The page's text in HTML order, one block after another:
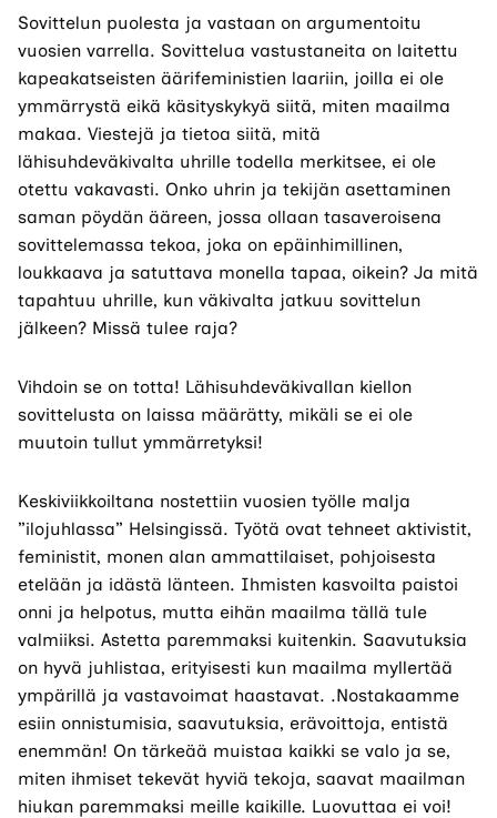
Sovittelun puolesta ja vastaan on argumentoitu
vuosien varrella. Sovittelua vastustaneita on laitettu
kapeakatseisten äärifeministien laariin, joilla ei ole
ymmärrystä eikä käsityskykyä siitä, miten maailma
makaa. Viestejä ja tietoa siitä, mitä
lähisuhdeväkivalta uhrille todella merkitsee, ei ole
otettu vakavasti. Onko uhrin ja tekijän asettaminen
saman pöydän ääreen, jossa ollaan tasaveroisena
sovittelemassa tekoa, joka on epäinhimillinen,
loukkaava ja satuttava monella tapaa, oikein? Ja mitä
tapahtuu uhrille, kun väkivalta jatkuu sovittelun
jälkeen? Missä tulee raja?
Vihdoin se on totta! Lähisuhdeväkivallan kiellon
sovittelusta on laissa määrätty, mikäli se ei ole
muutoin tullut ymmärretyksi!
Keskiviikkoiltana nostettiin vuosien työlle malja
”ilojuhlassa” Helsingissä. Työtä ovat tehneet aktivistit,
feministit, monen alan ammattilaiset, pohjoisesta
etelään ja idästä länteen. Ihmisten kasvoilta paistoi
onni ja helpotus, mutta eihän maailma tällä tule
valmiiksi. Astetta paremmaksi kuitenkin. Saavutuksia
on hyvä juhlistaa, erityisesti kun maailma myllertää
ympärillä ja vastavoimat haastavat. .Nostakaamme
esiin onnistumisia, saavutuksia, erävoittoja, entistä
enemmän! On tärkeää muistaa kaikki se valo ja se,
miten ihmiset tekevät hyviä tekoja, saavat maailman
hiukan paremmaksi meille kaikille. Luovuttaa ei voi!